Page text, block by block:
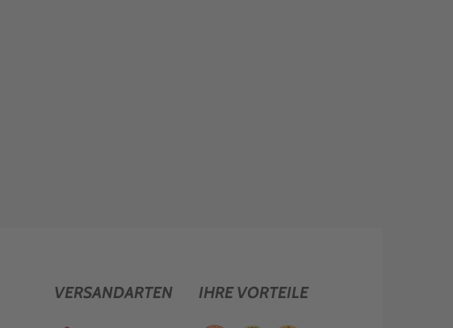
VERSANDARTEN IHRE VORTEILE